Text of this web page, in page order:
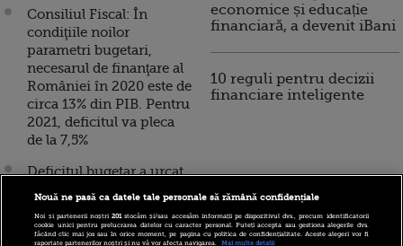
Consiliul Fiscal: În
condiţiile noilor
parametri bugetari,
necesarul de finanţare al
României în 2020 este de
circa 13% din PIB. Pentru
2021, deficitul va pleca
de la 7,5%
Deficitul bugetar a urcat
la 4,7% din PIB după
2020, aproape triplu față
economice și educație
financiară, a devenit iBani
10 reguli pentru decizii
financiare inteligente
Nouă ne pasă ca datele tale personale să rămână confidențiale
Noi și partenerii noștri201stocăm și/sau accesăm informații pe dispozitivul dvs., precum identificatorii
cookie unici pentru prelucrarea datelor cu caracter personal. Puteți accepta sau gestiona alegerile dvs.
făcând clic mai jos sau în orice moment, pe pagina cu politica de confidențialitate. Aceste alegeri vor fi
raportate partenerilor noștri și nu vă vor afecta navigarea.
Mai multe detalii